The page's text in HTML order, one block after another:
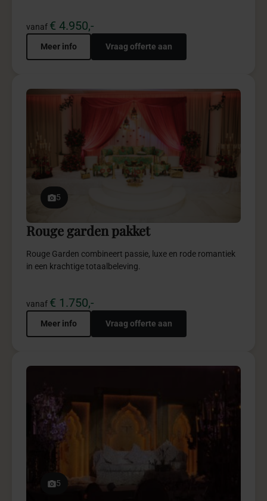
Rouge garden pakket
Rouge Garden combineert passie, luxe en rode romantiek
in een krachtige totaalbeleving.
vanaf€ 1.750,-
Meer info
Emirates henna pakket
Emirates Henna combineert warmte, luxe en traditie in een
elegante sfeervolle totaalbeleving.
Meer info Vraag offerte aan